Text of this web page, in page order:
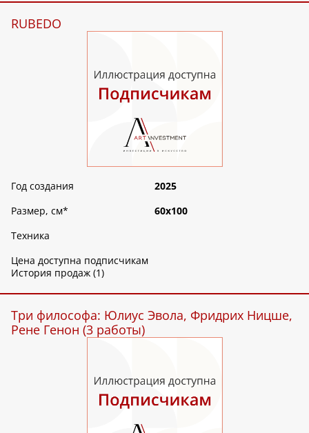
RUBEDO
Год создания
2025
Размер, см*
60х100
Техника
Цена доступна подписчикам
История продаж (1)
Три философа: Юлиус Эвола, Фридрих Ницше,
Рене Генон (3 работы)